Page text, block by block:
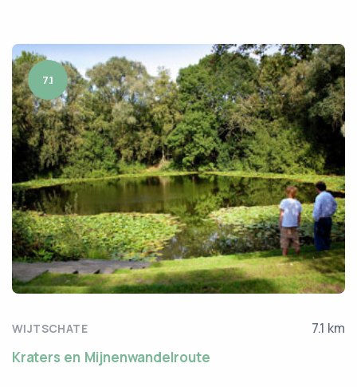
7.1
WIJTSCHATE 7.1 km
Kraters en Mijnenwandelroute